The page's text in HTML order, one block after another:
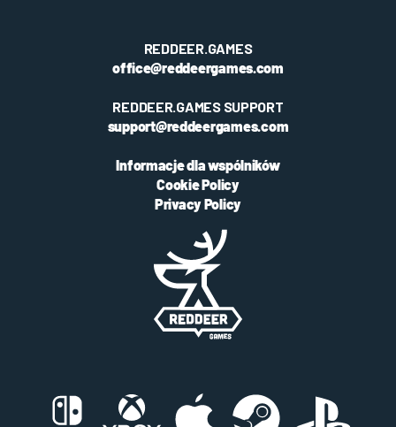
REDDEER.GAMES
office@reddeergames.com
REDDEER.GAMES SUPPORT
support@reddeergames.com
Informacje dla wspólników
Cookie Policy
Privacy Policy